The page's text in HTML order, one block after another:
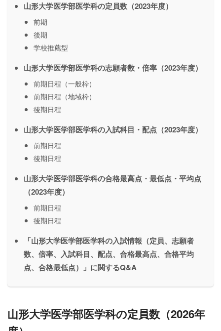
山形大学医学部医学科の定員数（2023年度）
前期
後期
学校推薦型
山形大学医学部医学科の志願者数・倍率（2023年度）
前期日程（一般枠）
前期日程（地域枠）
後期日程
山形大学医学部医学科の入試科目・配点（2023年度）
前期日程
後期日程
山形大学医学部医学科の合格最高点・最低点・平均点
（2023年度）
前期日程
後期日程
「山形大学医学部医学科の入試情報（定員、志願者
数、倍率、入試科目、配点、合格最高点、合格平均
点、合格最低点）」に関するQ&A
山形大学医学部医学科の定員数（2026年